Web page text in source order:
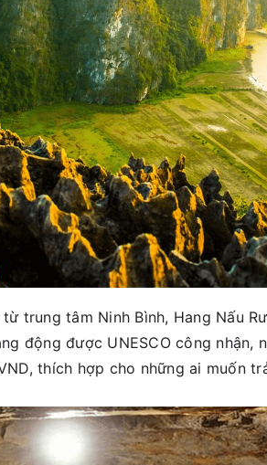
từ trung tâm Ninh Bình, Hang Nấu
động được UNESCO công nhận,
thích hợp cho những ai muốn